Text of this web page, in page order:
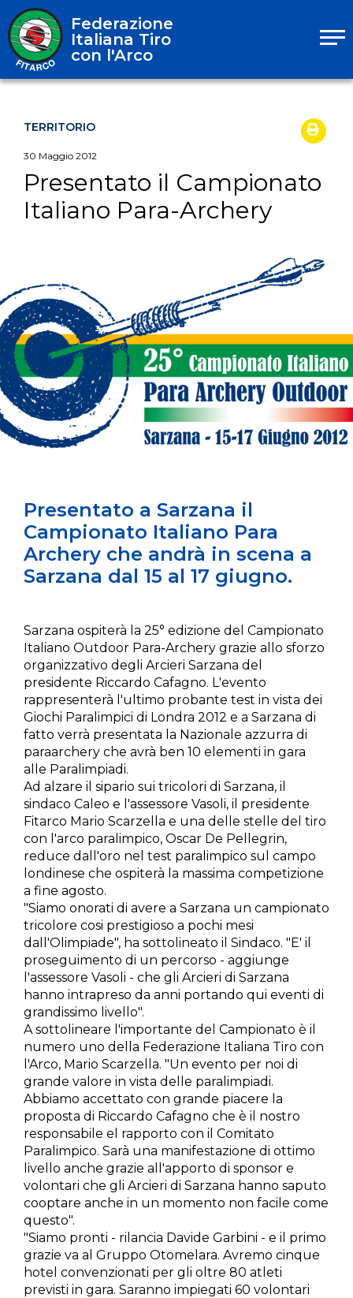
Federazione
Italiana Tiro
con l'Arco
TERRITORIO
30 Maggio 2012
Presentato il Campionato
Italiano Para-Archery
Presentato a Sarzana il
Campionato Italiano Para
Archery che andrà in scena a
Sarzana dal 15 al 17 giugno.
Sarzana ospiterà la 25° edizione del Campionato
Italiano Outdoor Para-Archery grazie allo sforzo
organizzativo degli Arcieri Sarzana del
presidente Riccardo Cafagno. L'evento
rappresenterà l'ultimo probante test in vista dei
Giochi Paralimpici di Londra 2012 e a Sarzana di
fatto verrà presentata la Nazionale azzurra di
paraarchery che avrà ben 10 elementi in gara
alle Paralimpiadi.
Ad alzare il sipario sui tricolori di Sarzana, il
sindaco Caleo e l'assessore Vasoli, il presidente
Fitarco Mario Scarzella e una delle stelle del tiro
con l'arco paralimpico, Oscar De Pellegrin,
reduce dall'oro nel test paralimpico sul campo
londinese che ospiterà la massima competizione
a fine agosto.
"Siamo onorati di avere a Sarzana un campionato
tricolore cosi prestigioso a pochi mesi
dall'Olimpiade", ha sottolineato il Sindaco. "E' il
proseguimento di un percorso - aggiunge
l'assessore Vasoli - che gli Arcieri di Sarzana
hanno intrapreso da anni portando qui eventi di
grandissimo livello".
A sottolineare l'importante del Campionato è il
numero uno della Federazione Italiana Tiro con
l'Arco, Mario Scarzella. "Un evento per noi di
grande valore in vista delle paralimpiadi.
Abbiamo accettato con grande piacere la
proposta di Riccardo Cafagno che è il nostro
responsabile el rapporto con il Comitato
Paralimpico. Sarà una manifestazione di ottimo
livello anche grazie all'apporto di sponsor e
volontari che gli Arcieri di Sarzana hanno saputo
cooptare anche in un momento non facile come
questo".
"Siamo pronti - rilancia Davide Garbini - e il primo
grazie va al Gruppo Otomelara. Avremo cinque
hotel convenzionati per gli oltre 80 atleti
previsti in gara. Saranno impiegati 60 volontari